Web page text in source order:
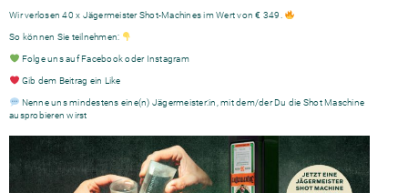
Wir verlosen 40 x Jägermeister Shot-Machines im Wert von € 349.
So können Sie teilnehmen:
Folge uns auf Facebook oder Instagram
Gib dem Beitrag ein Like
Nenne uns mindestens eine(n) Jägermeister:in, mit dem/der Du die Shot Maschine
ausprobieren wirst